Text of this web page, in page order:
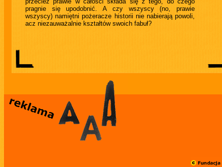
pragnie się upodobnić. A czy wszyscy (no, prawie
wszyscy) namiętni pożeracze historii nie nabierają powoli,
acz niezauważalnie kształtów swoich fabuł?